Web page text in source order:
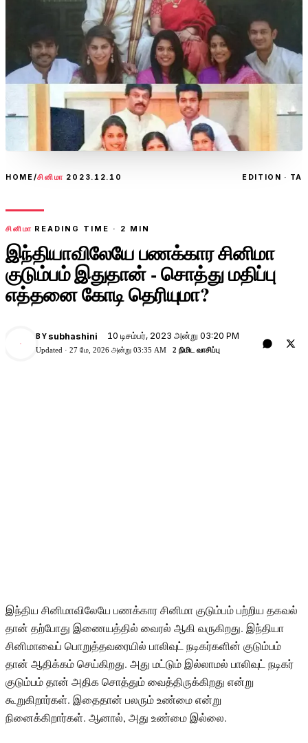
HOME/சினிமா 2023.12.10 EDITION · TA
சினிமா READING TIME · 2 MIN
இந்தியாவிலேயே பணக்கார சினிமா
குடும்பம் இதுதான் - சொத்து மதிப்பு
எத்தனை கோடி தெரியுமா?
BY subhashini 10 டிசம்பர், 2023 அன்று 03:20 PM
Updated · 27 மே, 2026 அன்று 03:35 AM 2 நிமிட வாசிப்பு
இந்திய சினிமாவிலேயே பணக்கார சினிமா குடும்பம் பற்றிய தகவல்
தான் தற்போது இணையத்தில் வைரல் ஆகி வருகிறது. இந்தியா
சினிமாவைப் பொறுத்தவரையில் பாலிவுட் நடிகர்களின் குடும்பம்
தான் ஆதிக்கம் செய்கிறது. அது மட்டும் இல்லாமல் பாலிவுட் நடிகர்
குடும்பம் தான் அதிக சொத்தும் வைத்திருக்கிறது என்று
கூறுகிறார்கள். இதைதான் பலரும் உண்மை என்று
நினைக்கிறார்கள். ஆனால், அது உண்மை இல்லை.